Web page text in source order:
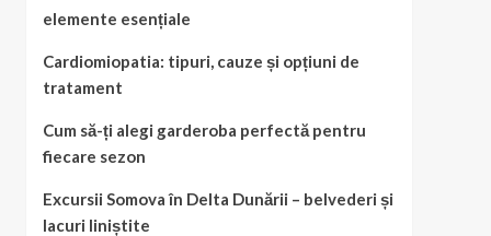
elemente esențiale
Cardiomiopatia: tipuri, cauze și opțiuni de
tratament
Cum să-ți alegi garderoba perfectă pentru
fiecare sezon
Excursii Somova în Delta Dunării – belvederi și
lacuri liniștite